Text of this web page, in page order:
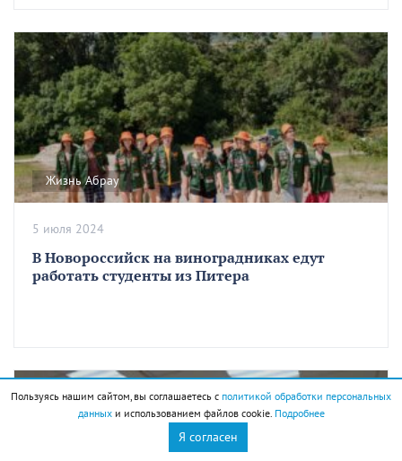
Жизнь Абрау
В Новороссийск на виноградниках едут
работать студенты из Питера
5 июля 2024
Пользуясь нашим сайтом, вы соглашаетесь с политикой обработки персональных
данныхи использованием файлов cookie. Подробнее
Я согласен